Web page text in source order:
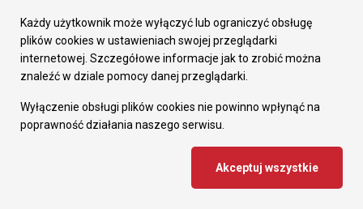
Zapisz się na newsletter
Każdy użytkownik może wyłączyć lub ograniczyć obsługę
plików cookies w ustawieniach swojej przeglądarki
internetowej. Szczegółowe informacje jak to zrobić można
znaleźć w dziale pomocy danej przeglądarki.
Wyłączenie obsługi plików cookies nie powinno wpłynąć na
poprawność działania naszego serwisu.
Akceptuj wszystkie